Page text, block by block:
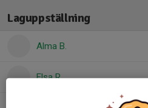
Laguppställning
Alma B.
Elsa R.